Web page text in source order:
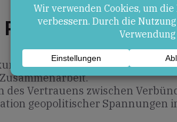
Risiken
der Debatte über
des Vertrauens zwischen
geopolitischer Spannungen